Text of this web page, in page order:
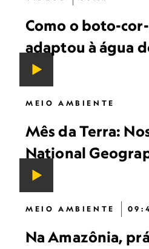
Como o boto-
adaptou à água
MEIO AMBIENTE
Mês da Terra:
National
MEIO AMBIENTE
Na Amazônia,